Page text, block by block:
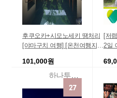
후쿠오카+시모노세키 땡처리
[야마구치 여행] [온천여행지]
여행사 [연합상품]
101,000원
하나투어온라인예약
[저
2일
2일-
일
지
본온